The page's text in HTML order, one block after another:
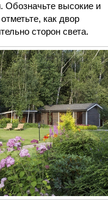
Обозначьте высокие и
как двор
сторон света.